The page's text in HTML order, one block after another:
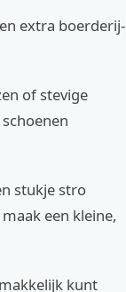
extra boerderij-
of stevige
stukje stro
een kleine,
kunt